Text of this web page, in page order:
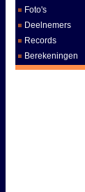
Foto's
Deelnemers
Records
Berekeningen